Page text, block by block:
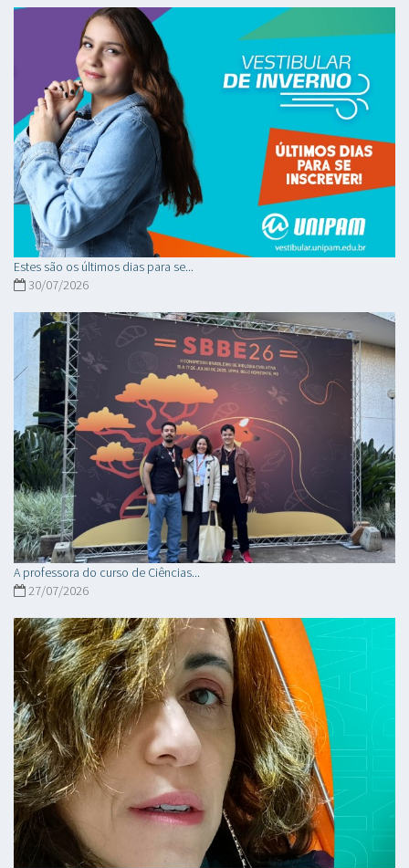
Estes são os últimos dias para se...
30/07/2026
A professora do curso de Ciências...
27/07/2026